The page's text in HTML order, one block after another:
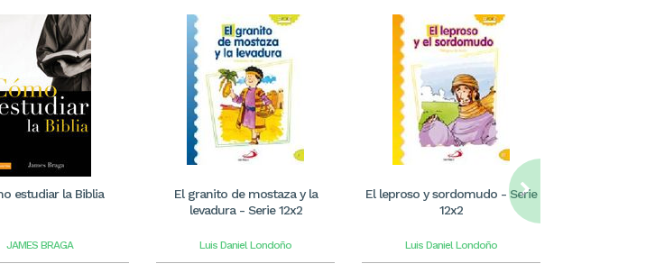
estudiar la Biblia
JAMES BRAGA
El granito de mostaza y la
levadura - Serie 12x2
Luis Daniel Londoño
El leproso y sordomudo - Serie
12x2
Luis Daniel Londoño